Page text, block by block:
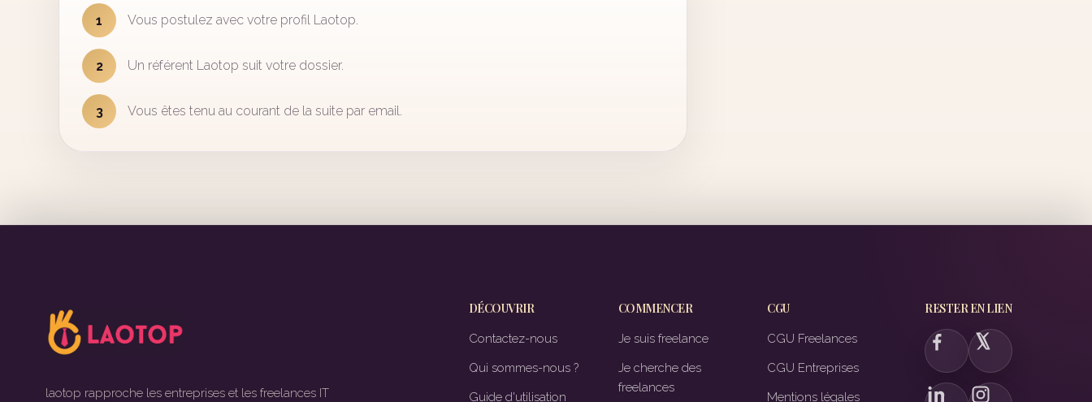
1 Vous postulez avec votre profil Laotop.
2 Un référent Laotop suit votre dossier.
3 Vous êtes tenu au courant de la suite par email.
laotop rapproche les entreprises et les freelances IT
DÉCOUVRIR
Contactez-nous
Qui sommes-nous ?
Guide d'utilisation
COMMENCER
Je suis freelance
Je cherche des
freelances
CGU
CGU Freelances
CGU Entreprises
Mentions légales
RESTER EN LIEN